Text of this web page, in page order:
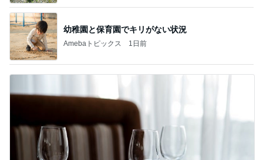
幼稚園と保育園でキリがない状況
Amebaトピックス 1日前